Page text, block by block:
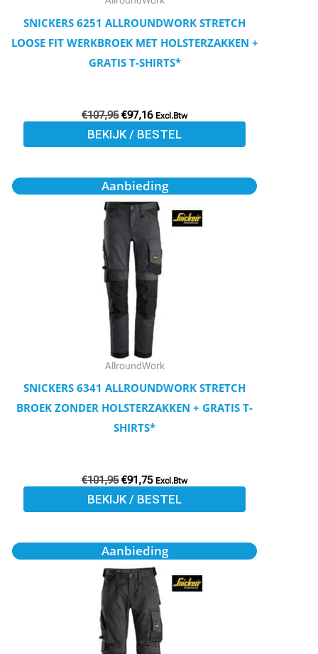
SNICKERS 6251 ALLROUNDWORK STRETCH
LOOSE FIT WERKBROEK MET HOLSTERZAKKEN +
GRATIS T-SHIRTS*
€107,95 €97,16 Excl.Btw
BEKIJK / BESTEL
productpagina
Aanbieding
AllroundWork
SNICKERS 6341 ALLROUNDWORK STRETCH
BROEK ZONDER HOLSTERZAKKEN + GRATIS T-
SHIRTS*
€101,95
Oorspronkelijke
prijs
was:
€101,95.
€91,75
Huidige
prijs
is:
€91,75.
Excl.Btw
BEKIJK / BESTEL
Dit
product
heeft
meerdere
variaties.
Deze
optie
kan
gekozen
worden
productpagina
Aanbieding
Oorspronkelijke
prijs
was:
€101,95.
Huidige
prijs
is:
€91,76.
Dit
product
heeft
meerdere
variaties.
Deze